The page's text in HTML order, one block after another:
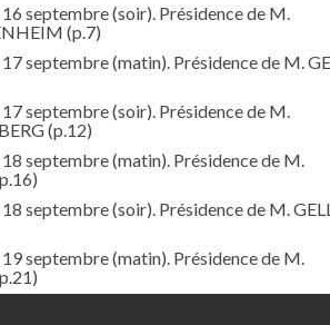
16 septembre (soir). Présidence de M.
(p.7)
17 septembre (matin). Présidence de M.
17 septembre (soir). Présidence de M.
(p.12)
18 septembre (matin). Présidence de M.
18 septembre (soir). Présidence de M.
19 septembre (matin). Présidence de M.